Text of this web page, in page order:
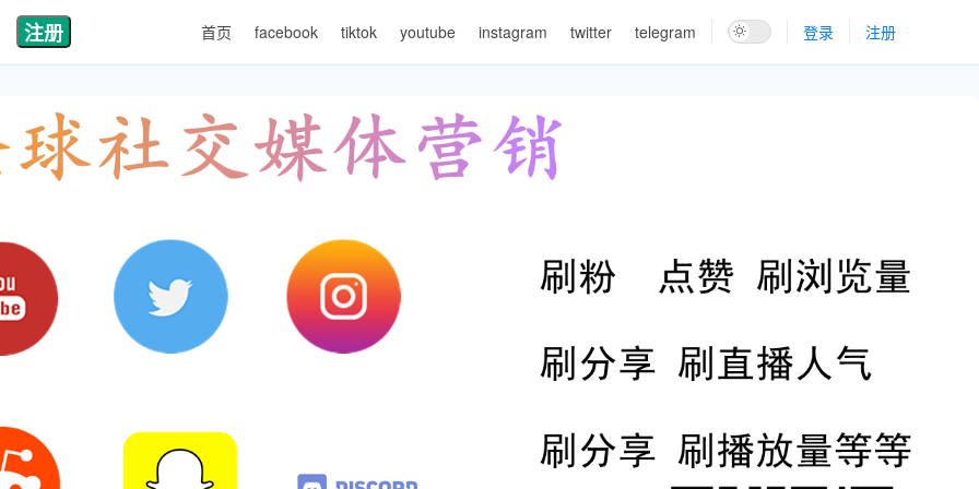
注册 首页 facebook tiktok youtube instagram twitter telegram 登录 注册